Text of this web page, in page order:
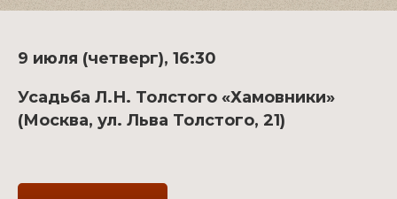
9 июля (четверг), 16:30
Усадьба Л.Н. Толстого «Хамовники»
(Москва, ул. Льва Толстого, 21)